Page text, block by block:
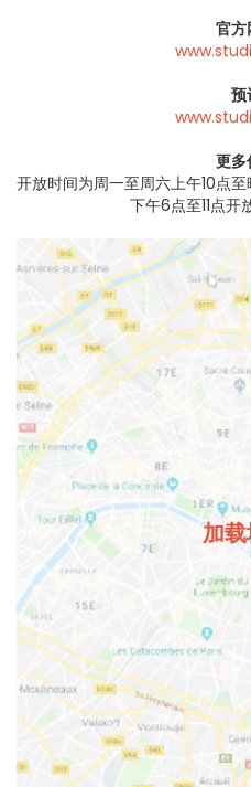
官方
预
更多
开放时间为周一至周六上午10点
下午6点至11点开
加